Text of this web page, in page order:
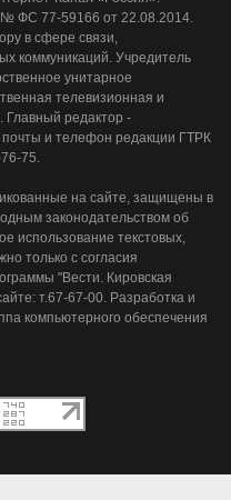
ФС 77-59166 от 22.08.2014.
в сфере связи,
коммуникаций. Учредитель
унитарное
телевизионная и
редактор -
и телефон редакции ГТРК
75.
на сайте, защищены в
законодательством об
использование текстовых,
только с согласия
"Вести. Кировская
т.67-67-00. Разработка и
компьютерного обеспечения